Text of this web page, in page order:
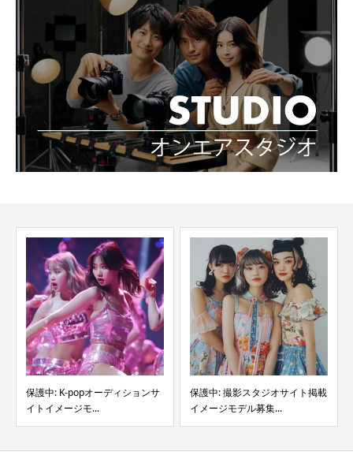
保護中: K-popオーディションサ
イトイメージモ...
保護中: 撮影スタジオサイト掲載
イメージモデル募集...